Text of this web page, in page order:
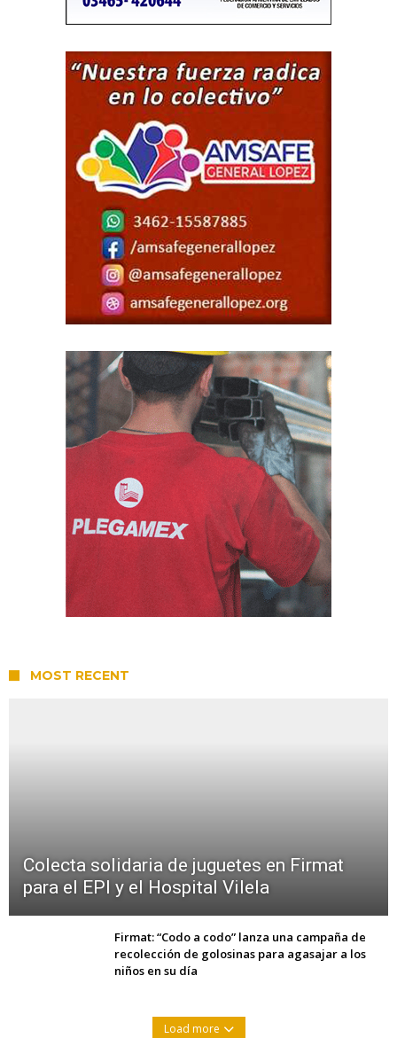
MOST RECENT
Colecta solidaria de juguetes en Firmat
para el EPI y el Hospital Vilela
Firmat: “Codo a codo” lanza una campaña de
recolección de golosinas para agasajar a los
niños en su día
Load more